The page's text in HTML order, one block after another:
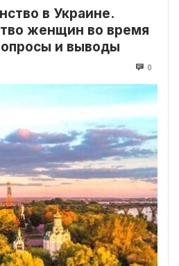
в Украине.
женщин во время
и выводы
0